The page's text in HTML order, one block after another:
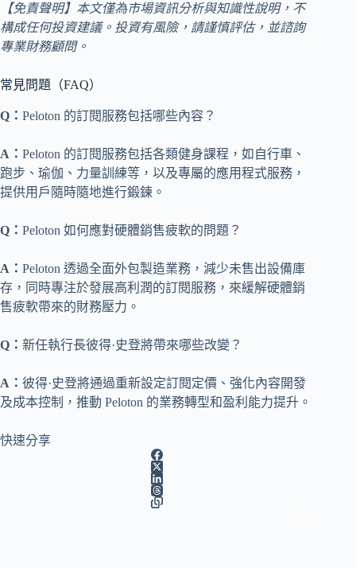
【免責聲明】本文僅為市場資訊分析與知識性說明，不
構成任何投資建議。投資有風險，請謹慎評估，並諮詢
專業財務顧問。
常見問題（FAQ）
Q： Peloton 的訂閱服務包括哪些內容？
A： Peloton 的訂閱服務包括各類健身課程，如自行車、
跑步、瑜伽、力量訓練等，以及專屬的應用程式服務，
提供用戶隨時隨地進行鍛鍊。
Q： Peloton 如何應對硬體銷售疲軟的問題？
A： Peloton 透過全面外包製造業務，減少未售出設備庫
存，同時專注於發展高利潤的訂閱服務，來緩解硬體銷
售疲軟帶來的財務壓力。
Q： 新任執行長彼得·史登將帶來哪些改變？
A： 彼得·史登將通過重新設定訂閱定價、強化內容開發
及成本控制，推動 Peloton 的業務轉型和盈利能力提升。
快速分享